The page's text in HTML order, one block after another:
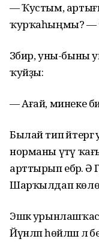
— Ҡустым,
ҡурҡаһыңмы? —
Зәбир, уны-быны
ҡуйҙы:
— Ағай, минеке
Былай тип
норманы үтәү
арттырып ебәрә. Ә
Шарҡылдап
Эшкә урынлашҡас
Йүнләп һөйләшә лә